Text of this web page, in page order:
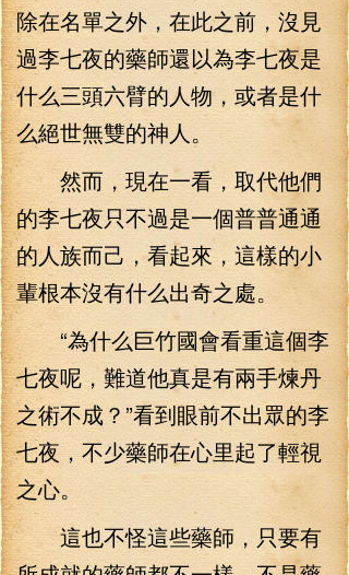
除在名單之外，在此之前，沒見
過李七夜的藥師還以為李七夜是
什么三頭六臂的人物，或者是什
么絕世無雙的神人。
然而，現在一看，取代他們
的李七夜只不過是一個普普通通
的人族而己，看起來，這樣的小
輩根本沒有什么出奇之處。
“為什么巨竹國會看重這個李
七夜呢，難道他真是有兩手煉丹
之術不成？”看到眼前不出眾的李
七夜，不少藥師在心里起了輕視
之心。
這也不怪這些藥師，只要有